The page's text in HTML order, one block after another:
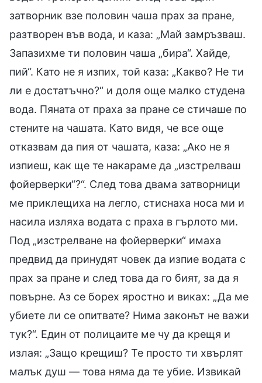
затворник взе половин чаша прах за пране,
разтворен във вода, и каза: „Май замръзваш.
Запазихме ти половин чаша „бира“. Хайде,
пий“. Като не я изпих, той каза: „Какво? Не ти
ли е достатъчно?“ и доля още малко студена
вода. Пяната от праха за пране се стичаше по
стените на чашата. Като видя, че все още
отказвам да пия от чашата, каза: „Ако не я
изпиеш, как ще те накараме да „изстрелваш
фойерверки“?“. След това двама затворници
ме приклещиха на легло, стиснаха носа ми и
насила изляха водата с праха в гърлото ми.
Под „изстрелване на фойерверки“ имаха
предвид да принудят човек да изпие водата с
прах за пране и след това да го бият, за да я
повърне. Аз се борех яростно и виках: „Да ме
убиете ли се опитвате? Нима законът не важи
тук?“. Един от полицаите ме чу да крещя и
излая: „Защо крещиш? Те просто ти хвърлят
малък душ — това няма да те убие. Извикай